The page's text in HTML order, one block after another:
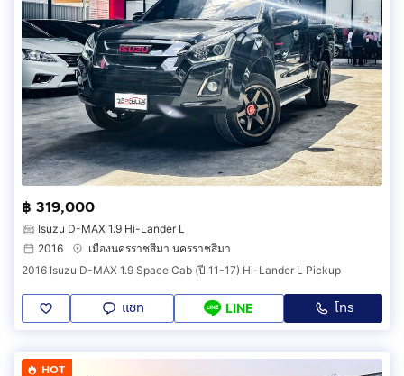
฿ 319,000
Isuzu D-MAX 1.9 Hi-Lander L
2016
เมืองนครราชสีมา นครราชสีมา
2016 Isuzu D-MAX 1.9 Space Cab (ปี 11-17) Hi-Lander L Pickup
แชท LINE โทร
HOT